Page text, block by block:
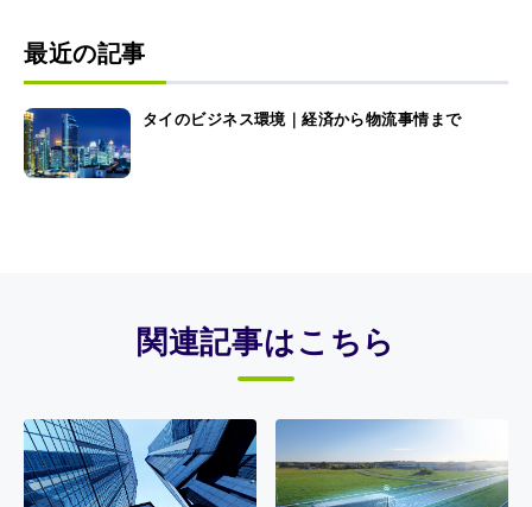
最近の記事
タイのビジネス環境｜経済から物流事情まで
関連記事はこちら